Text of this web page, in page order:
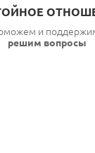
и
решим вопросы